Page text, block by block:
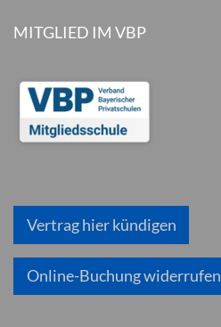
MITGLIED IM VBP
Vertrag hier kündigen
Online-Buchung widerrufen